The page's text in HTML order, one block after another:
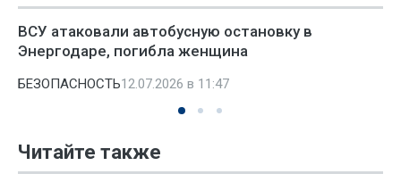
ВСУ атаковали автобусную остановку в
Энергодаре, погибла женщина
БЕЗОПАСНОСТЬ12.07.2026 в 11:47
Читайте также